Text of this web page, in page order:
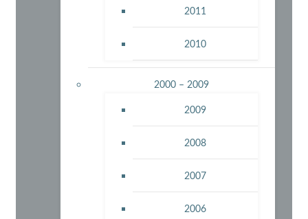
2011
2010
2000 – 2009
2009
2008
2007
2006